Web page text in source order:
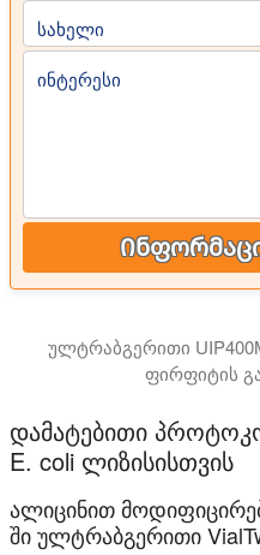
სახელი
ინტერესი
ულტრაბგერითი
ფირფიტის
დამატებითი
E. coli ლიზისისთვის
ალიცინით
ში ულტრაბგერითი